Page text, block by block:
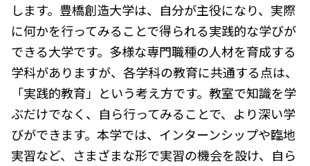
します。豊橋創造大学は、自分が主役になり、実際
に何かを行ってみることで得られる実践的な学びが
できる大学です。多様な専門職種の人材を育成する
学科がありますが、各学科の教育に共通する点は、
「実践的教育」という考え方です。教室で知識を学
ぶだけでなく、自ら行ってみることで、より深い学
びができます。本学では、インターンシップや臨地
実習など、さまざまな形で実習の機会を設け、自ら